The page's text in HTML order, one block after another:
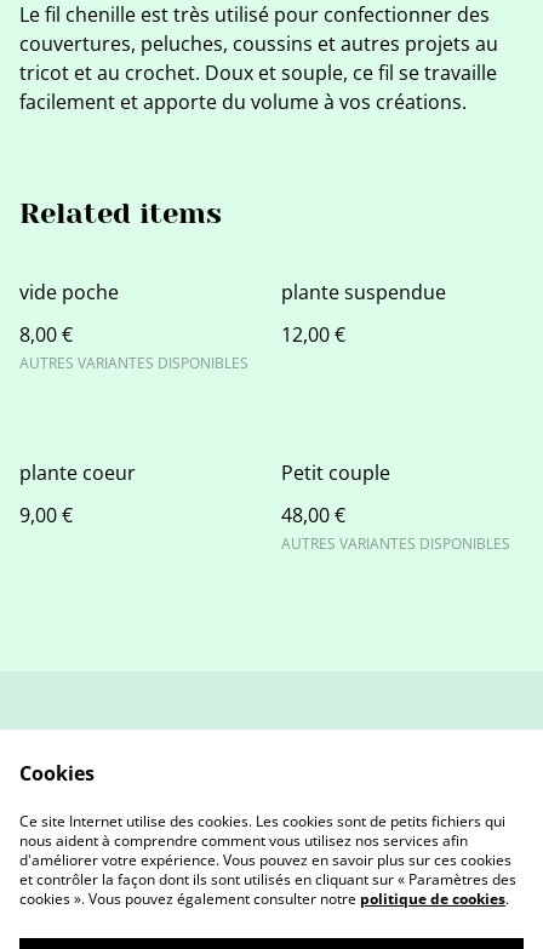
Le fil chenille est très utilisé pour confectionner des
couvertures, peluches, coussins et autres projets au
tricot et au crochet. Doux et souple, ce fil se travaille
facilement et apporte du volume à vos créations.
Related items
vide poche
8,00 €
AUTRES VARIANTES DISPONIBLES
plante suspendue
12,00 €
plante coeur
9,00 €
Petit couple
48,00 €
AUTRES VARIANTES DISPONIBLES
Conditions générales
confidentialité
Cookies
Cookies
Ce site Internet utilise des cookies. Les cookies sont de petits fichiers qui
nous aident à comprendre comment vous utilisez nos services afin
d'améliorer votre expérience. Vous pouvez en savoir plus sur ces cookies
et contrôler la façon dont ils sont utilisés en cliquant sur « Paramètres des
cookies ». Vous pouvez également consulter notre politique de cookies.